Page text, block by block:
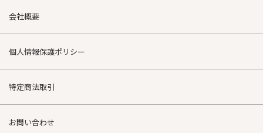
会社概要
個人情報保護ポリシー
特定商法取引
お問い合わせ